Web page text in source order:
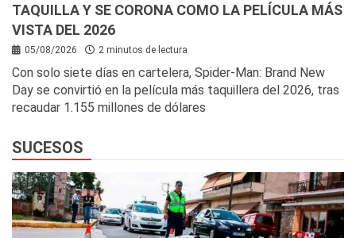
TAQUILLA Y SE CORONA COMO LA PELÍCULA MÁS
VISTA DEL 2026
05/08/2026 2 minutos de lectura
Con solo siete días en cartelera, Spider-Man: Brand New
Day se convirtió en la película más taquillera del 2026, tras
recaudar 1.155 millones de dólares
SUCESOS